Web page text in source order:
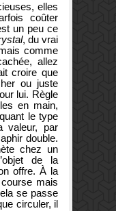
elles
coûter
un peu ce
, du vrai
comme
allez
croire que
ou juste
lui. Règle
en main,
le type
valeur, par
double.
chez un
de la
offre. À la
mais
se passe
circuler, il